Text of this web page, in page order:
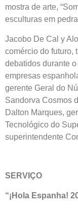
mostra de arte,
esculturas em
Jacobo De Cal y
comércio do futuro,
debatidos durante
empresas
gerente Geral do
Sandorva Cosmos
Dalton Marques,
Tecnológico do
superintendente
SERVIÇO
“¡Hola Espanha!